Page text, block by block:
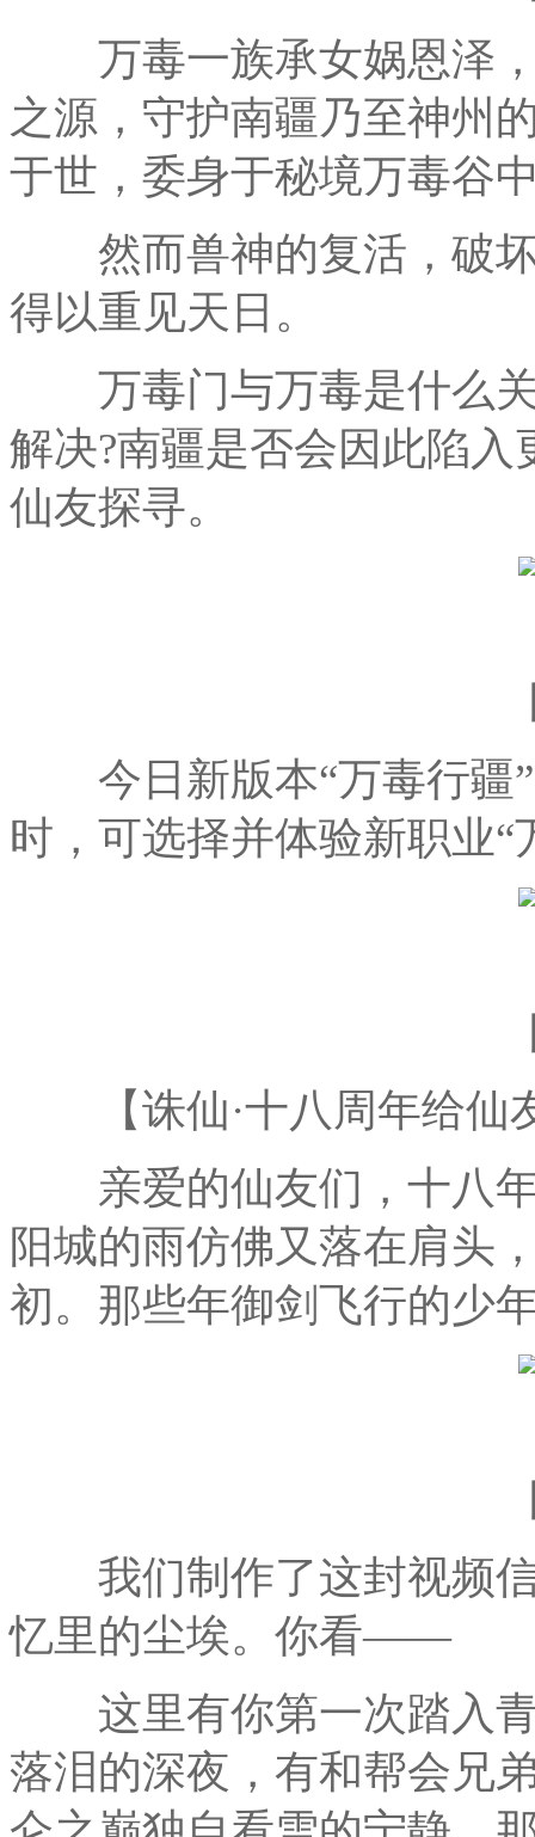
万毒一族承女娲恩泽，
之源，守护南疆乃至神州
于世，委身于秘境万毒谷
然而兽神的复活，破坏
得以重见天日。
万毒门与万毒是什么关
解决?南疆是否会因此陷
仙友探寻。
今日新版本“万毒行疆”
时，可选择并体验新职业“
【诛仙·十八周年给仙
亲爱的仙友们，十八年
阳城的雨仿佛又落在肩头
初。那些年御剑飞行的少
我们制作了这封视频信
忆里的尘埃。你看——
这里有你第一次踏入青
落泪的深夜，有和帮会兄